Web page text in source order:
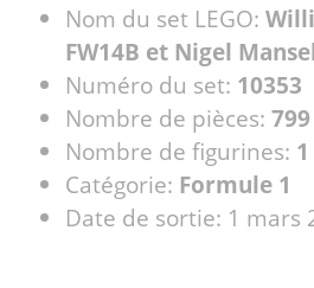
Nom du set LEGO:
FW14B et Nigel
Numéro du set: 10353
Nombre de pièces: 799
Nombre de figurines: 1
Catégorie: Formule 1
Date de sortie: 1 mars